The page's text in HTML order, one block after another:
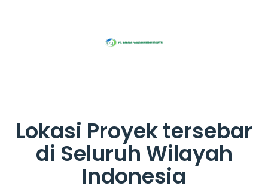
Lokasi Proyek tersebar
di Seluruh Wilayah
Indonesia